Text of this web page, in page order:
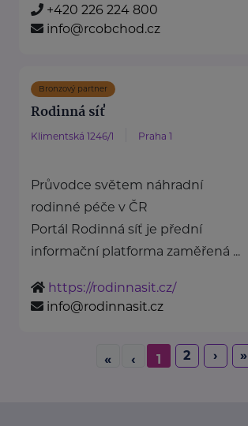
+420 226 224 800
info@rcobchod.cz
Bronzový partner
Rodinná síť
Klimentská 1246/1 Praha 1
Průvodce světem náhradní
rodinné péče v ČR
Portál Rodinná síť je přední
informační platforma zaměřená ...
https://rodinnasit.cz/
info@rodinnasit.cz
« ‹ 1 2 › »